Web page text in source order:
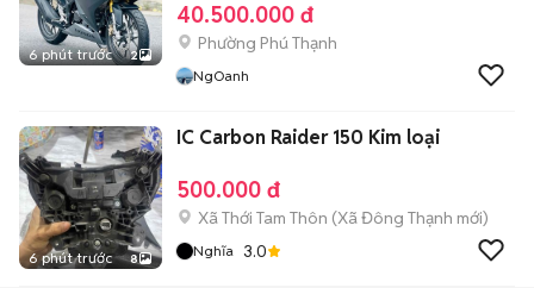
6 phút trước 2
40.500.000 đ
Phường Phú Thạnh
NgOanh
6 phút trước 8
IC Carbon Raider 150 Kim loại
500.000 đ
Xã Thới Tam Thôn (Xã Đông Thạnh mới)
Nghĩa 3.0